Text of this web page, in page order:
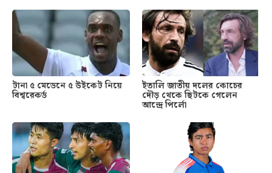
টানা ৫ মেডেনে ৫ উইকেট নিয়ে
বিশ্বরেকর্ড
ইতালি জাতীয় দলের কোচের
দৌড় থেকে ছিটকে গেলেন
আন্দ্রে পির্লো